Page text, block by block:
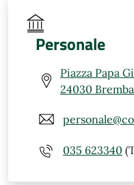
Personale
Piazza Papa
24030
035 623340